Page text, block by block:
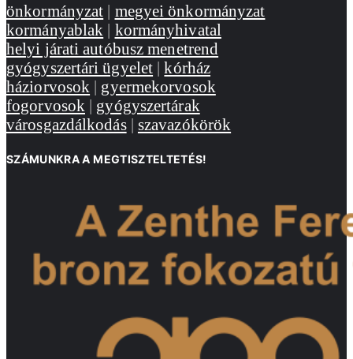
önkormányzat | megyei önkormányzat
kormányablak | kormányhivatal
helyi járati autóbusz menetrend
gyógyszertári ügyelet |kórház
háziorvosok | gyermekorvosok
fogorvosok | gyógyszertárak
városgazdálkodás| szavazókörök
SZÁMUNKRA A MEGTISZTELTETÉS!